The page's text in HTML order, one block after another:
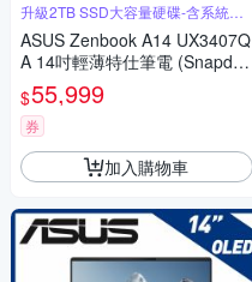
升級2TB SSD大容量硬碟-含系統轉
移
ASUS Zenbook A14 UX3407Q
A 14吋輕薄特仕筆電 (Snapdra
gon X X1 26 100/16GB/2TB S
SD/OLED/沙暮金)
$55,999
券
加入購物車